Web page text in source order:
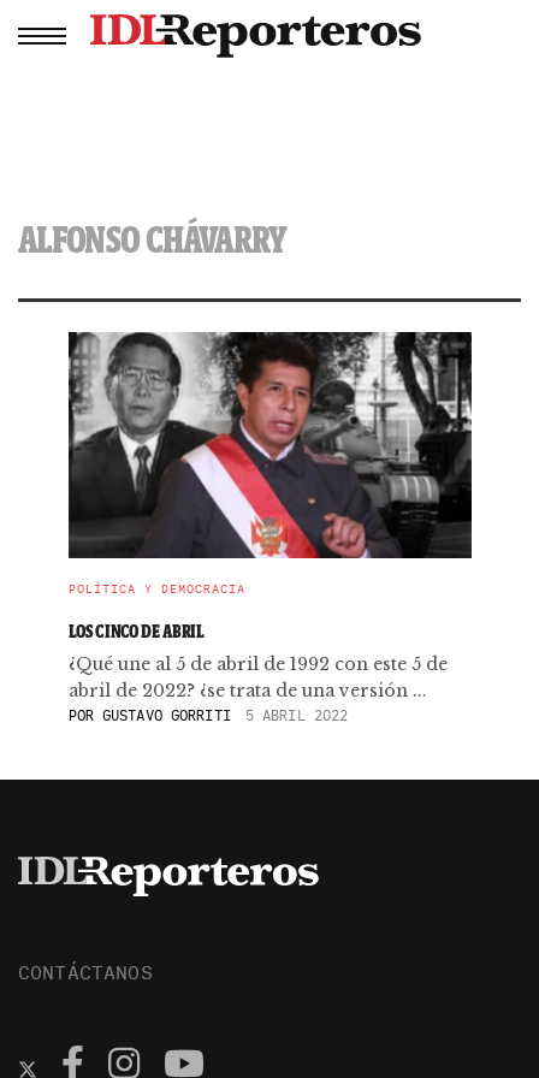
ALFONSO CHÁVARRY
POLÍTICA Y DEMOCRACIA
LOS CINCO DE ABRIL
¿Qué une al 5 de abril de 1992 con este 5 de
abril de 2022? ¿se trata de una versión ...
POR GUSTAVO GORRITI 5 ABRIL 2022
CONTÁCTANOS